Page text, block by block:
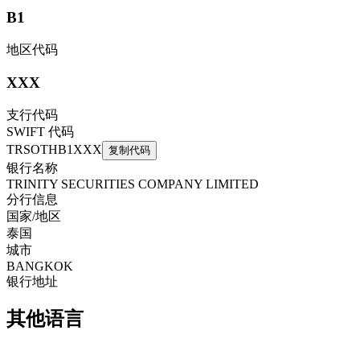
B1
地区代码
XXX
支行代码
SWIFT 代码
TRSOTHB1XXX 复制代码
银行名称
TRINITY SECURITIES COMPANY LIMITED
分行信息
国家/地区
泰国
城市
BANGKOK
银行地址
其他语言